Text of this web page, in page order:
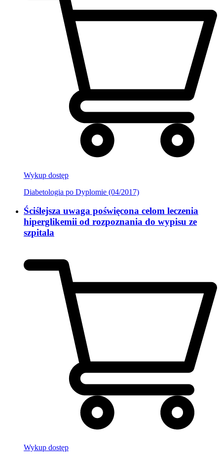
Wykup dostęp
Diabetologia po Dyplomie (04/2017)
Ściślejsza uwaga poświęcona celom leczenia
hiperglikemii od rozpoznania do wypisu ze
szpitala
Wykup dostęp